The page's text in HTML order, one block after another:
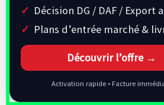
Décision DG / DAF / Export
Plans d’entrée marché &
Découvrir l’offre →
Activation rapide • Facture